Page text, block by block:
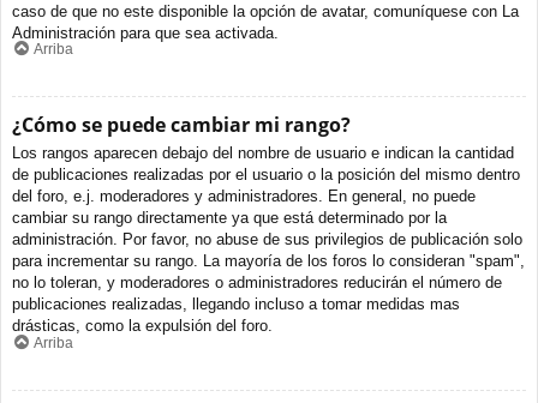
caso de que no este disponible la opción de avatar, comuníquese con La
Administración para que sea activada.
Arriba
¿Cómo se puede cambiar mi rango?
Los rangos aparecen debajo del nombre de usuario e indican la cantidad
de publicaciones realizadas por el usuario o la posición del mismo dentro
del foro, e.j. moderadores y administradores. En general, no puede
cambiar su rango directamente ya que está determinado por la
administración. Por favor, no abuse de sus privilegios de publicación solo
para incrementar su rango. La mayoría de los foros lo consideran "spam",
no lo toleran, y moderadores o administradores reducirán el número de
publicaciones realizadas, llegando incluso a tomar medidas mas
drásticas, como la expulsión del foro.
Arriba